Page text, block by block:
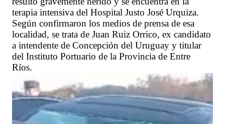
terapia intensiva del Hospital Justo José Urquiza.
Según confirmaron los medios de prensa de esa
localidad, se trata de Juan Ruiz Orrico, ex candidato
a intendente de Concepción del Uruguay y titular
del Instituto Portuario de la Provincia de Entre
Ríos.